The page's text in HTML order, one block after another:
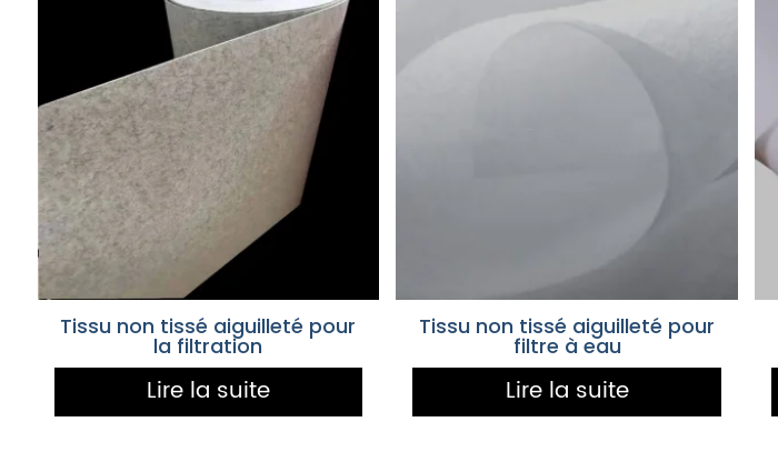
Tissu non tissé aiguilleté pour
la filtration
Lire la suite
Tissu non tissé aiguilleté pour
filtre à eau
Lire la suite